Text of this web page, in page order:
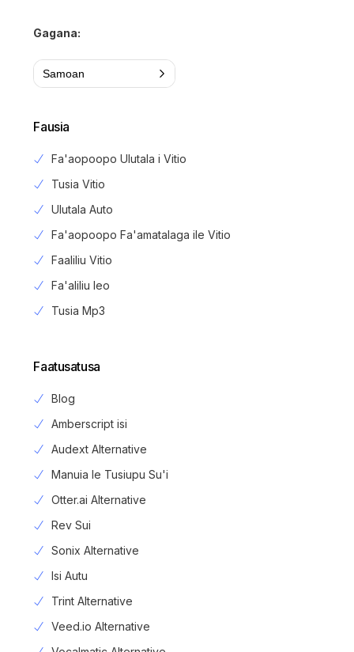
Gagana:
Samoan
Fausia
Fa'aopoopo Ulutala i Vitio
Tusia Vitio
Ulutala Auto
Fa'aopoopo Fa'amatalaga ile Vitio
Faaliliu Vitio
Fa'aliliu leo
Tusia Mp3
Faatusatusa
Blog
Amberscript isi
Audext Alternative
Manuia le Tusiupu Su'i
Otter.ai Alternative
Rev Sui
Sonix Alternative
Isi Autu
Trint Alternative
Veed.io Alternative